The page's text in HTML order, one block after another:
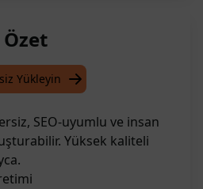
Özet
Yükleyin
SEO-uyumlu ve insan
Yüksek kaliteli